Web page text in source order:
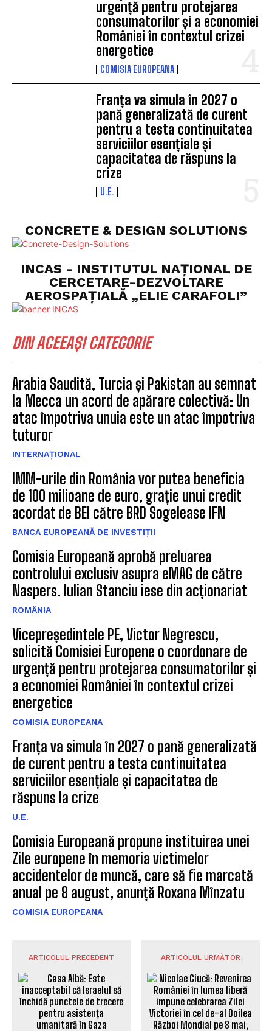
urgență pentru protejarea
consumatorilor și a economiei
României în contextul crizei
energetice
COMISIA EUROPEANA
Franța va simula în 2027 o
pană generalizată de curent
pentru a testa continuitatea
serviciilor esențiale și
capacitatea de răspuns la
crize
U.E.
CONCRETE & DESIGN SOLUTIONS
INCAS - INSTITUTUL NAȚIONAL DE
CERCETARE-DEZVOLTARE
AEROSPAȚIALĂ „ELIE CARAFOLI”
DIN ACEEAȘI CATEGORIE
Arabia Saudită, Turcia și Pakistan au semnat
la Mecca un acord de apărare colectivă: Un
atac împotriva unuia este un atac împotriva
tuturor
INTERNAȚIONAL
IMM-urile din România vor putea beneficia
de 100 milioane de euro, grație unui credit
acordat de BEI către BRD Sogelease IFN
BANCA EUROPEANĂ DE INVESTIȚII
Comisia Europeană aprobă preluarea
controlului exclusiv asupra eMAG de către
Naspers. Iulian Stanciu iese din acționariat
ROMÂNIA
Vicepreședintele PE, Victor Negrescu,
solicită Comisiei Europene o coordonare de
urgență pentru protejarea consumatorilor și
a economiei României în contextul crizei
energetice
COMISIA EUROPEANA
Franța va simula în 2027 o pană generalizată
de curent pentru a testa continuitatea
serviciilor esențiale și capacitatea de
răspuns la crize
U.E.
Comisia Europeană propune instituirea unei
Zile europene în memoria victimelor
accidentelor de muncă, care să fie marcată
anual pe 8 august, anunță Roxana Mînzatu
COMISIA EUROPEANA
ARTICOLUL PRECEDENT ARTICOLUL URMĂTOR